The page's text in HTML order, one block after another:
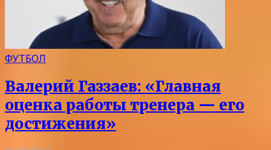
ФУТБОЛ
Валерий Газзаев: «Главная
оценка работы тренера — его
достижения»